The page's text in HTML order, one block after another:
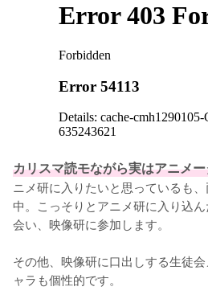
カリスマ読モながら実はアニメ
ニメ研に入りたいと思っているも
中。こっそりとアニメ研に入り込
会い、映像研に参加します。
その他、映像研に口出しする生徒
ャラも個性的です。